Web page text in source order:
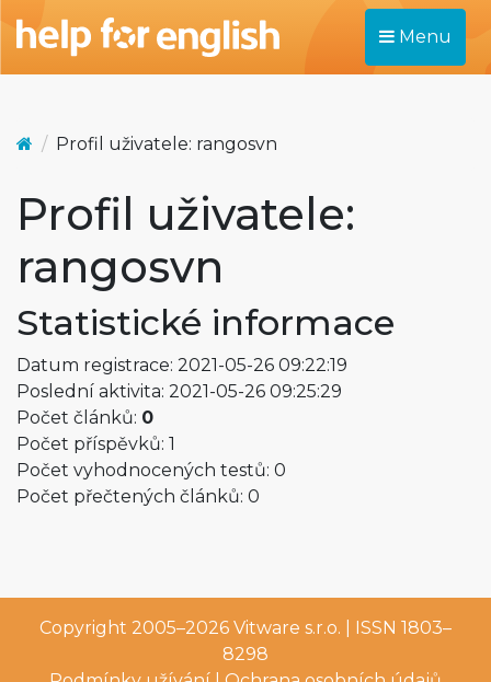
Menu
Profil uživatele: rangosvn
Profil uživatele:
rangosvn
Statistické informace
Datum registrace: 2021-05-26 09:22:19
Poslední aktivita: 2021-05-26 09:25:29
Počet článků: 0
Počet příspěvků: 1
Počet vyhodnocených testů: 0
Počet přečtených článků: 0
Copyright 2005–2026 Vitware s.r.o. | ISSN 1803–
8298